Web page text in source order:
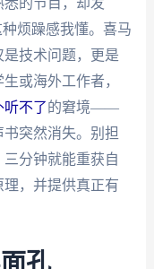
的节目，却发
烦躁感我懂。喜马
技术问题，更是
或海外工作者，
听不了的窘境——
突然消失。别担
分钟就能重获自
，并提供真正有
孔